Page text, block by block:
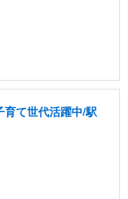
て世代活躍中/駅